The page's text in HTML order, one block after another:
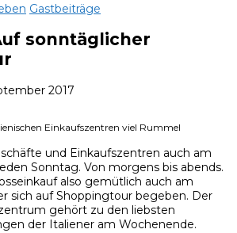
Gastbeiträge
sonntäglicher
2017
Einkaufszentren viel Rummel
und Einkaufszentren auch am
Sonntag. Von morgens bis abends.
also gemütlich auch am
sich auf Shoppingtour begeben. Der
gehört zu den liebsten
der Italiener am Wochenende.